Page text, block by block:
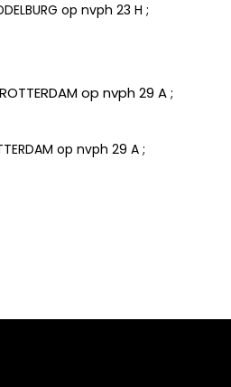
op nvph 23 H ;
op nvph 29 A ;